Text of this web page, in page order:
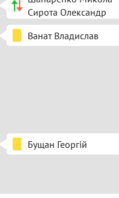
Сирота Олександр
Ванат Владислав
Бущан Георгій